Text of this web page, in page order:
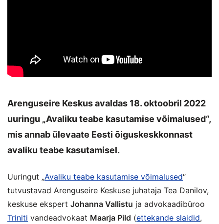
Arenguseire Keskus avaldas 18. oktoobril 2022
uuringu „Avaliku teabe kasutamise võimalused“,
mis annab ülevaate Eesti õiguskeskkonnast
avaliku teabe kasutamisel.
Uuringut „Avaliku teabe kasutamise võimalused“
tutvustavad Arenguseire Keskuse juhataja Tea Danilov,
keskuse ekspert Johanna Vallistu ja advokaadibüroo
Triniti vandeadvokaat Maarja Pild (ettekande slaidid,